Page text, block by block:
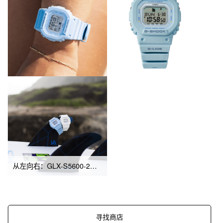
从左向右：GLX-S5600-2、GLX-S5600-7B
寻找商店